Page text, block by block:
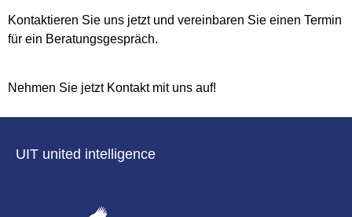
Kontaktieren Sie uns jetzt und vereinbaren Sie einen Termin
für ein Beratungsgespräch.
Nehmen Sie jetzt Kontakt mit uns auf!
UIT united intelligence